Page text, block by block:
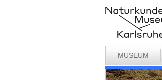
MUSEUM